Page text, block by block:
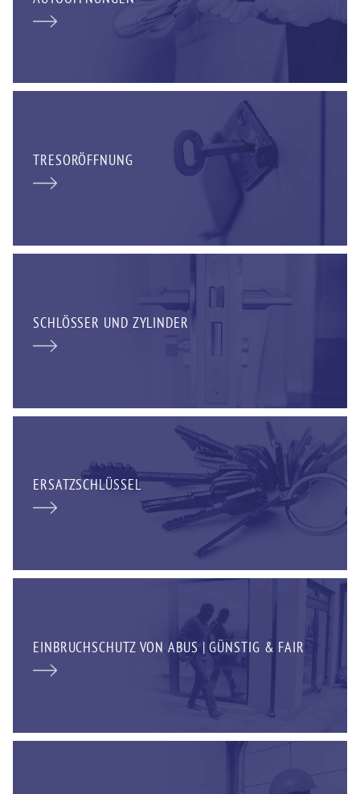
TRESORÖFFNUNG
SCHLÖSSER UND ZYLINDER
ERSATZSCHLÜSSEL
EINBRUCHSCHUTZ VON ABUS | GÜNSTIG & FAIR